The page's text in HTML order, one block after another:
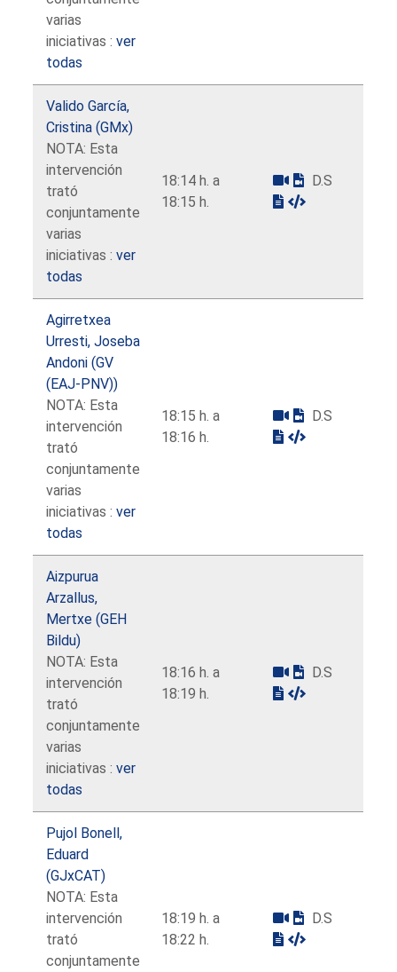
varias
iniciativas :ver
todas
Valido García,
Cristina (GMx)
NOTA: Esta
intervención
trató
conjuntamente
varias
iniciativas :ver
todas
18:14 h. a
18:15 h.
D.S
Agirretxea
Urresti, Joseba
Andoni (GV
(EAJ-PNV))
NOTA: Esta
intervención
trató
conjuntamente
varias
iniciativas :ver
todas
18:15 h. a
18:16 h.
D.S
Aizpurua
Arzallus,
Mertxe (GEH
Bildu)
NOTA: Esta
intervención
trató
conjuntamente
varias
iniciativas :ver
todas
18:16 h. a
18:19 h.
D.S
Pujol Bonell,
Eduard
(GJxCAT)
NOTA: Esta
intervención
trató
conjuntamente
18:19 h. a
18:22 h.
D.S